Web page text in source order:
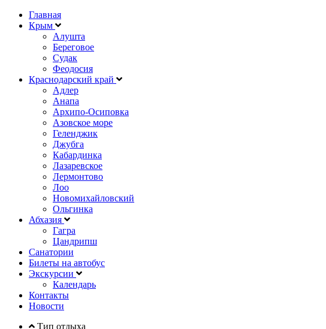
Главная
Крым
Алушта
Береговое
Судак
Феодосия
Краснодарский край
Адлер
Анапа
Архипо-Осиповка
Азовское море
Геленджик
Джубга
Кабардинка
Лазаревское
Лермонтово
Лоо
Новомихайловский
Ольгинка
Абхазия
Гагра
Цандрипш
Санатории
Билеты на автобус
Экскурсии
Календарь
Контакты
Новости
Тип отдыха